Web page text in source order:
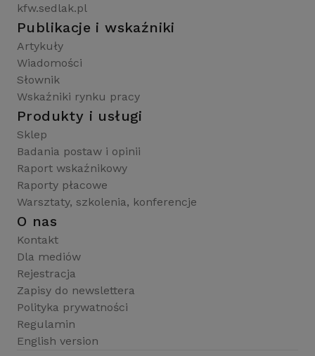
kfw.sedlak.pl
Publikacje i wskaźniki
Artykuły
Wiadomości
Słownik
Wskaźniki rynku pracy
Produkty i usługi
Sklep
Badania postaw i opinii
Raport wskaźnikowy
Raporty płacowe
Warsztaty, szkolenia, konferencje
O nas
Kontakt
Dla mediów
Rejestracja
Zapisy do newslettera
Polityka prywatności
Regulamin
English version